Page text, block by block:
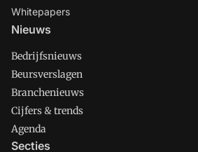
Whitepapers
Nieuws
Bedrijfsnieuws
Beursverslagen
Branchenieuws
Cijfers & trends
Agenda
Secties